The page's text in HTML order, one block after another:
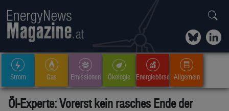
Strom Gas Emissionen Ökologie Energiebörse Allgemein
Öl-Experte: Vorerst kein rasches Ende der